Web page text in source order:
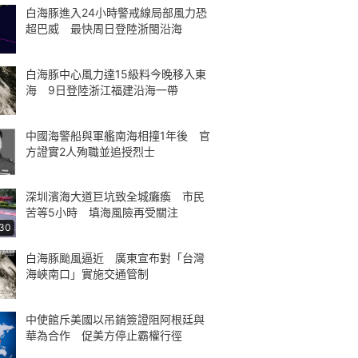
白海豚進入24小時警戒線局部風力恐
超巴威 最快周日登陸浙閩沿海
白海豚中心風力達15級料今晚移入東
海 9日登陸浙江福建沿海一帶
中國海警船與軍艦南海相撞1年後 官
方證實2人殉職並追授烈士
深圳濱海大道巨坑致全城癱瘓 市民
苦等5小時 填海風險再受關注
白海豚颱風逼近 廣東宣布對「台灣
海峽南口」實施交通管制
中使館斥美國以吊銷簽證阻阿根廷與
華為合作 促美方停止霸權行徑